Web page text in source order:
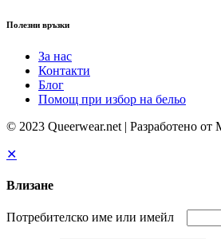
Полезни връзки
За нас
Контакти
Блог
Помощ при избор на бельо
© 2023 Queerwear.net | Разработено
✕
Влизане
Потребителско име или имейл